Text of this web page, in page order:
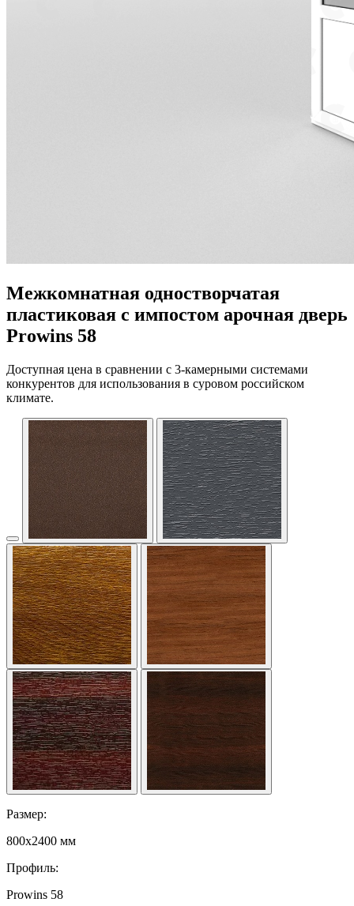
Межкомнатная одностворчатая
пластиковая с импостом арочная дверь
Prowins 58
Доступная цена в сравнении с 3-камерными системами
конкурентов для использования в суровом российском
климате.
Размер:
800x2400 мм
Профиль:
Prowins 58